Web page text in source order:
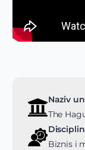
Naziv
The
Biznis i